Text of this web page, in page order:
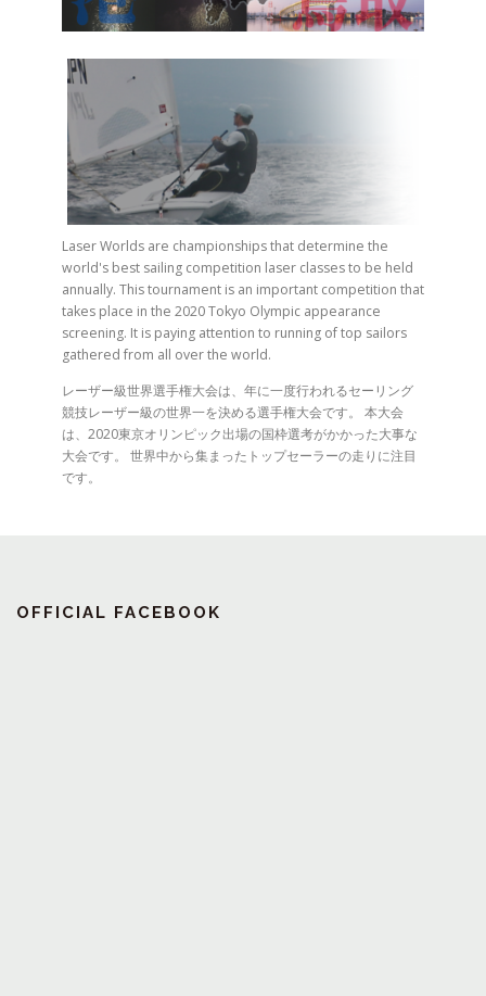
Laser Worlds are championships that determine the
world's best sailing competition laser classes to be held
annually. This tournament is an important competition that
takes place in the 2020 Tokyo Olympic appearance
screening. It is paying attention to running of top sailors
gathered from all over the world.
レーザー級世界選手権大会は、年に一度行われるセーリング
競技レーザー級の世界一を決める選手権大会です。 本大会
は、2020東京オリンピック出場の国枠選考がかかった大事な
大会です。 世界中から集まったトップセーラーの走りに注目
です。
OFFICIAL FACEBOOK